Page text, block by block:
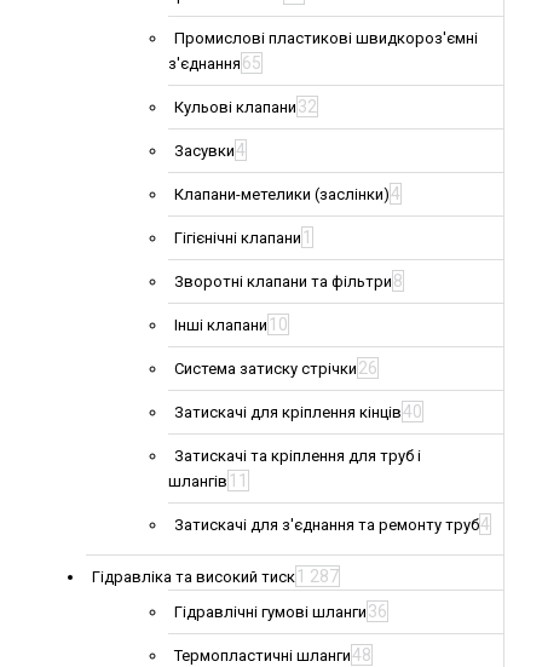
Промислові пластикові швидкороз'ємні
з'єднання 65
Кульові клапани 32
Засувки4
Клапани-метелики (заслінки)4
Гігієнічні клапани 1
Зворотні клапани та фільтри 8
Інші клапани 10
Система затиску стрічки 26
Затискачі для кріплення кінців40
Затискачі та кріплення для труб і
шлангів 11
Затискачі для з'єднання та ремонту труб4
Гідравліка та високий тиск 1 287
Гідравлічні гумові шланги 36
Термопластичні шланги48